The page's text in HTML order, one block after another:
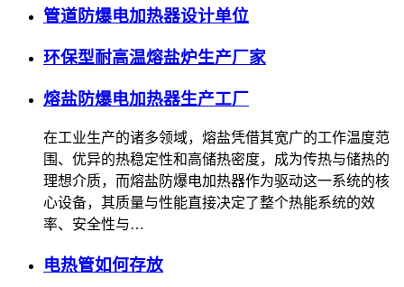
管道防爆电加热器设计单位
环保型耐高温熔盐炉生产厂家
熔盐防爆电加热器生产工厂
在工业生产的诸多领域，熔盐凭借其宽广的工作温度范
围、优异的热稳定性和高储热密度，成为传热与储热的
理想介质，而熔盐防爆电加热器作为驱动这一系统的核
心设备，其质量与性能直接决定了整个热能系统的效
率、安全性与…
电热管如何存放